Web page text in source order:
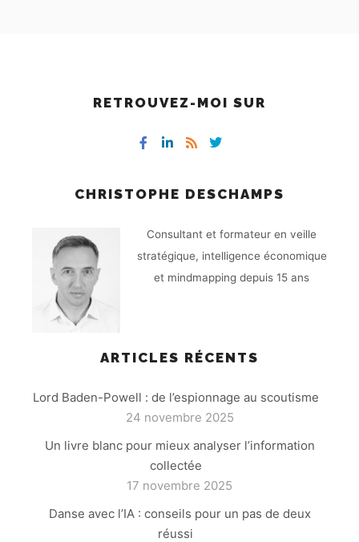
RETROUVEZ-MOI SUR
CHRISTOPHE DESCHAMPS
Consultant et formateur en veille
stratégique, intelligence économique
et mindmapping depuis 15 ans
ARTICLES RÉCENTS
Lord Baden-Powell : de l’espionnage au scoutisme
24 novembre 2025
Un livre blanc pour mieux analyser l’information
collectée
17 novembre 2025
Danse avec l’IA : conseils pour un pas de deux
réussi